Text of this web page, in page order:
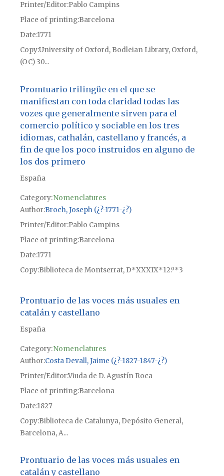
Printer/Editor Pablo Campins
Place of printingBarcelona
Date1771
CopyUniversity of Oxford, Bodleian Library, Oxford,
(OC) 30...
Promtuario trilingüe en el que se
manifiestan con toda claridad todas las
vozes que generalmente sirven para el
comercio político y sociable en los tres
idiomas, cathalán, castellano y francés, a
fin de que los poco instruidos en alguno de
los dos primero
España
Category:Nomenclatures
Author Broch, Joseph (¿?-1771-¿?)
Printer/Editor Pablo Campins
Place of printingBarcelona
Date1771
CopyBiblioteca de Montserrat, D*XXXIX*12.º*3
Prontuario de las voces más usuales en
catalán y castellano
España
Category:Nomenclatures
Author Costa Devall, Jaime (¿?-1827-1847-¿?)
Printer/EditorViuda de D. Agustín Roca
Place of printingBarcelona
Date1827
CopyBiblioteca de Catalunya, Depósito General,
Barcelona, A...
Prontuario de las voces más usuales en
catalán y castellano